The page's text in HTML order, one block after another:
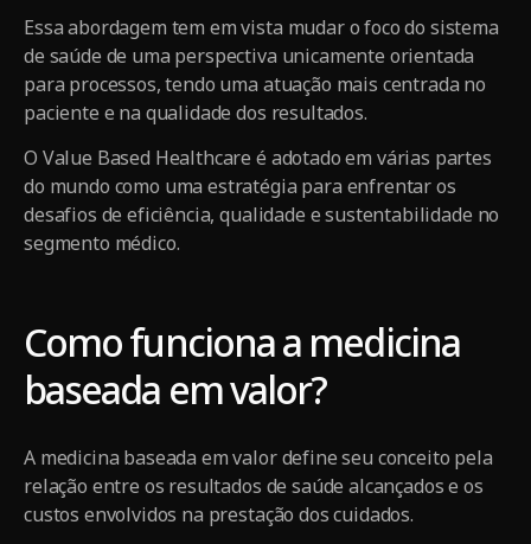
Essa abordagem tem em vista mudar o foco do sistema
de saúde de uma perspectiva unicamente orientada
para processos, tendo uma atuação mais centrada no
paciente e na qualidade dos resultados.
O Value Based Healthcare é adotado em várias partes
do mundo como uma estratégia para enfrentar os
desafios de eficiência, qualidade e sustentabilidade no
segmento médico.
Como funciona a medicina
baseada em valor?
A medicina baseada em valor define seu conceito pela
relação entre os resultados de saúde alcançados e os
custos envolvidos na prestação dos cuidados.